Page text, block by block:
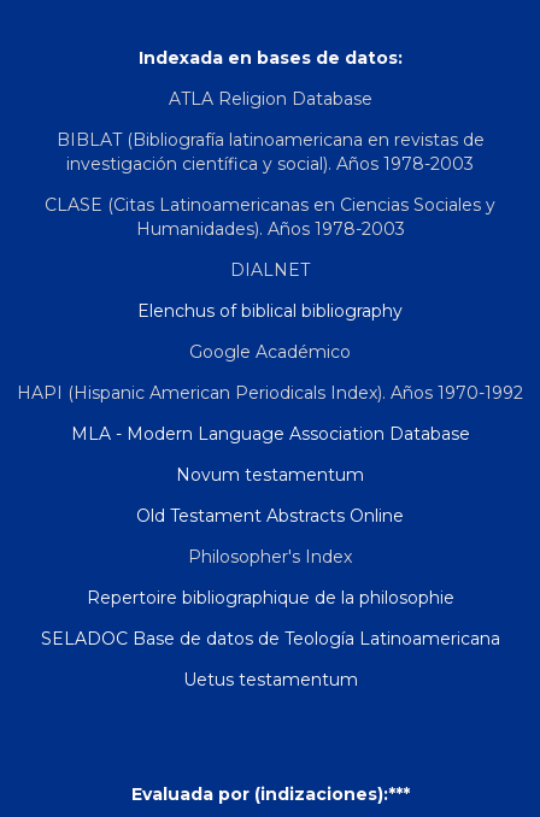
Indexada en bases de datos:
ATLA Religion Database
BIBLAT (Bibliografía latinoamericana en revistas de
investigación científica y social). Años 1978-2003
CLASE (Citas Latinoamericanas en Ciencias Sociales y
Humanidades). Años 1978-2003
DIALNET
Elenchus of biblical bibliography
Google Académico
HAPI (Hispanic American Periodicals Index). Años 1970-1992
MLA - Modern Language Association Database
Novum testamentum
Old Testament Abstracts Online
Philosopher's Index
Repertoire bibliographique de la philosophie
SELADOC Base de datos de Teología Latinoamericana
Uetus testamentum
Evaluada por (indizaciones):***